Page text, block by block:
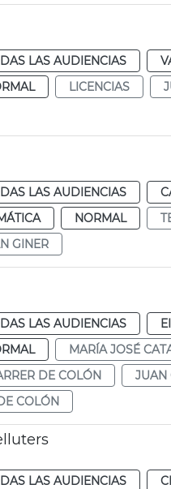
LAS AUDIENCIAS
LICENCIAS
LAS AUDIENCIAS
NORMAL
GINER
LAS AUDIENCIAS
MARÍA JOSÉ
DE COLÓN
JUAN
COLÓN
LAS AUDIENCIAS